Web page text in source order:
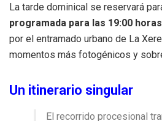
La tarde dominical se reservará
programada para las 19:00
por el entramado urbano de La
momentos más fotogénicos y
Un itinerario singular
El recorrido procesional